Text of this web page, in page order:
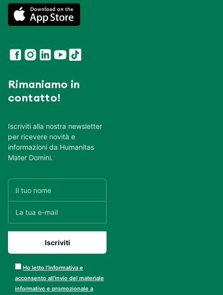
Rimaniamo in
contatto!
Iscriviti alla nostra newsletter
per ricevere novità e
informazioni da Humanitas
Mater Domini.
Ho letto l’informativa e
acconsento all’invio del materiale
informativo e promozionale a